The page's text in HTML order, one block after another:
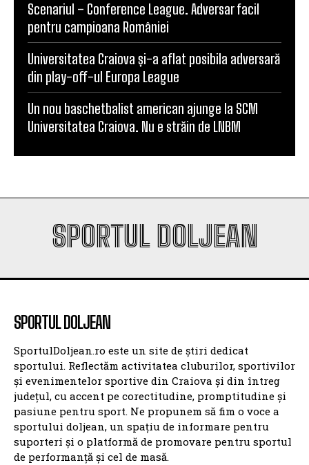
Scenariul – Conference League. Adversar facil
pentru campioana României
Universitatea Craiova și-a aflat posibila adversară
din play-off-ul Europa League
Un nou baschetbalist american ajunge la SCM
Universitatea Craiova. Nu e străin de LNBM
SPORTUL DOLJEAN
SPORTUL DOLJEAN
SportulDoljean.ro este un site de știri dedicat
sportului. Reflectăm activitatea cluburilor, sportivilor
și evenimentelor sportive din Craiova și din întreg
județul, cu accent pe corectitudine, promptitudine și
pasiune pentru sport. Ne propunem să fim o voce a
sportului doljean, un spațiu de informare pentru
suporteri și o platformă de promovare pentru sportul
de performanță și cel de masă.